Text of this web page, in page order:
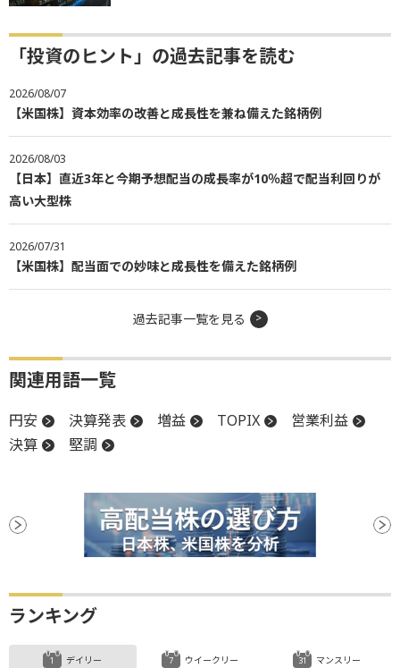
「投資のヒント」の過去記事を読む
2026/08/07
【米国株】資本効率の改善と成長性を兼ね備えた銘柄例
2026/08/03
【日本】直近3年と今期予想配当の成長率が10％超で配当利回りが
高い大型株
2026/07/31
【米国株】配当面での妙味と成長性を備えた銘柄例
過去記事一覧を見る
関連用語一覧
円安 決算発表 増益 TOPIX
営業利益
決算
堅調
ランキング
デイリー ウイークリー マンスリー